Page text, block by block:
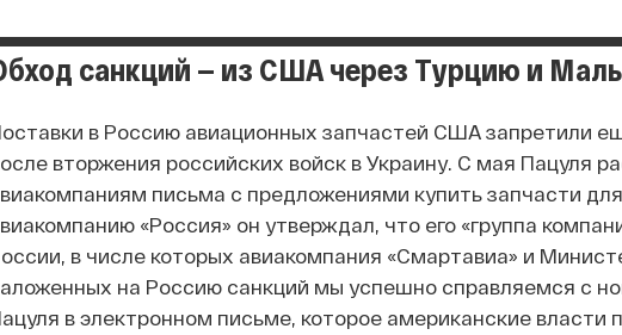
санкций — из США через Турцию и
в Россию авиационных запчастей США запретили
вторжения российских войск в Украину. С мая Пацуля
письма с предложениями купить запчасти
«Россия» он утверждал, что его «группа
в числе которых авиакомпания «Смартавиа» и
на Россию санкций мы успешно справляемся с
в электронном письме, которое американские власти